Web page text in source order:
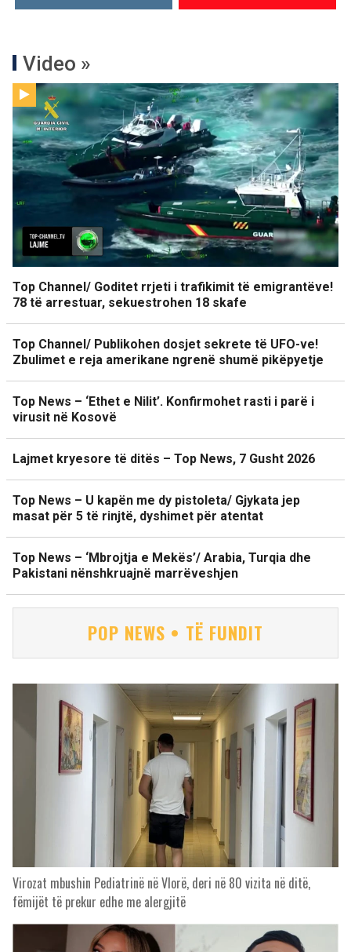
Video »
Top Channel/ Goditet rrjeti i trafikimit të emigrantëve!
78 të arrestuar, sekuestrohen 18 skafe
Top Channel/ Publikohen dosjet sekrete të UFO-ve!
Zbulimet e reja amerikane ngrenë shumë pikëpyetje
Top News – ‘Ethet e Nilit’. Konfirmohet rasti i parë i
virusit në Kosovë
Lajmet kryesore të ditës – Top News, 7 Gusht 2026
Top News – U kapën me dy pistoleta/ Gjykata jep
masat për 5 të rinjtë, dyshimet për atentat
Top News – ‘Mbrojtja e Mekës’/ Arabia, Turqia dhe
Pakistani nënshkruajnë marrëveshjen
POP NEWS • TË FUNDIT
Virozat mbushin Pediatrinë në Vlorë, deri në 80 vizita në ditë,
fëmijët të prekur edhe me alergjitë